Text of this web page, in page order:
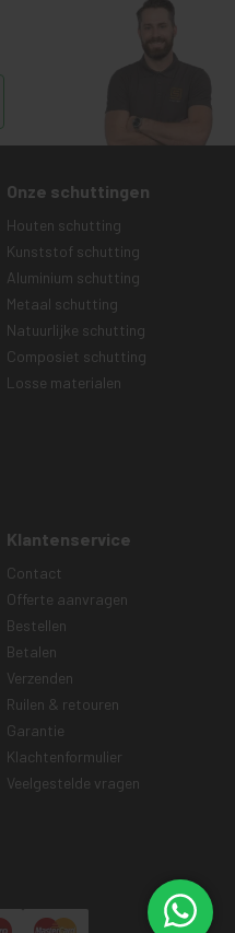
Onze schuttingen
Houten schutting
Kunststof schutting
Aluminium schutting
Metaal schutting
Natuurlijke schutting
Composiet schutting
Losse materialen
Klantenservice
Contact
Offerte aanvragen
Bestellen
Betalen
Verzenden
Ruilen & retouren
Garantie
Klachtenformulier
Veelgestelde vragen